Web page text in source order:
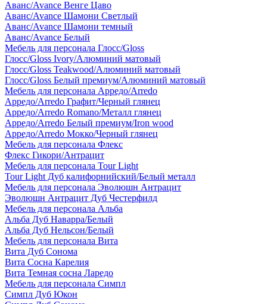
Аванс/Avance Венге Цаво
Аванс/Avance Шамони Светлый
Аванс/Avance Шамони темный
Аванс/Avance Белый
Мебель для персонала Глосс/Gloss
Глосс/Gloss Ivory/Алюминий матовый
Глосс/Gloss Teakwood/Алюминий матовый
Глосс/Gloss Белый премиум/Алюминий матовый
Мебель для персонала Арредо/Arredo
Арредо/Arredo Графит/Черный глянец
Арредо/Arredo Romano/Металл глянец
Арредо/Arredo Белый премиум/Iron wood
Арредо/Arredo Мокко/Черный глянец
Мебель для персонала Флекс
Флекс Гикори/Антрацит
Мебель для персонала Tour Light
Tour Light Дуб калифорнийский/Белый металл
Мебель для персонала Эволюшн Антрацит
Эволюшн Антрацит Дуб Честерфилд
Мебель для персонала Альба
Альба Дуб Наварра/Белый
Альба Дуб Нельсон/Белый
Мебель для персонала Вита
Вита Дуб Сонома
Вита Сосна Карелия
Вита Темная сосна Ларедо
Мебель для персонала Симпл
Симпл Дуб Юкон